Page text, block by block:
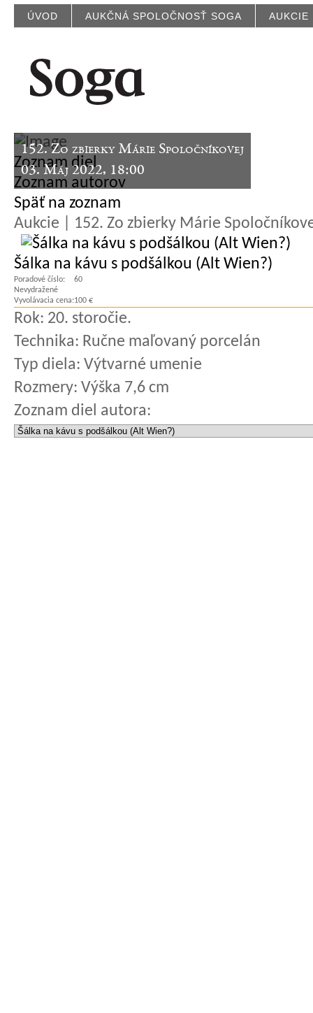
ÚVOD AUKČNÁ SPOLOČNOSŤ SOGA AUKCIE
152. Zo zbierky Márie Spoločníkovej
03. Máj 2022, 18:00
Zoznam diel
Zoznam autorov
Späť na zoznam
Aukcie | 152. Zo zbierky Márie
Šálka na kávu s podšálkou (Alt Wien?)
Poradové číslo:
60
Nevydražené
Vyvolávacia cena:100 €
Rok: 20. storočie.
Technika: Ručne maľovaný porcelán
Typ diela: Výtvarné umenie
Rozmery: Výška 7,6 cm
Zoznam diel autora: